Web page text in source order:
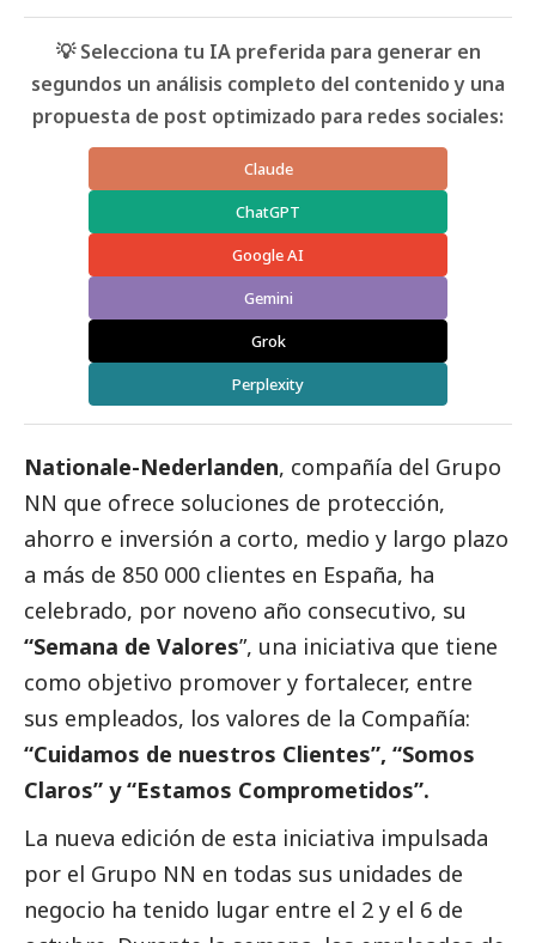
💡 Selecciona tu IA preferida para generar en
segundos un análisis completo del contenido y una
propuesta de post optimizado para redes sociales:
Claude
ChatGPT
Google AI
Gemini
Grok
Perplexity
Nationale-Nederlanden, compañía del Grupo
NN que ofrece soluciones de protección,
ahorro e inversión a corto, medio y largo plazo
a más de 850 000 clientes en España, ha
celebrado, por noveno año consecutivo, su
“Semana de Valores”, una iniciativa que tiene
como objetivo promover y fortalecer, entre
sus empleados, los valores de la Compañía:
“Cuidamos de nuestros Clientes”, “Somos
Claros” y “Estamos Comprometidos”.
La nueva edición de esta iniciativa impulsada
por el Grupo NN en todas sus unidades de
negocio ha tenido lugar entre el 2 y el 6 de